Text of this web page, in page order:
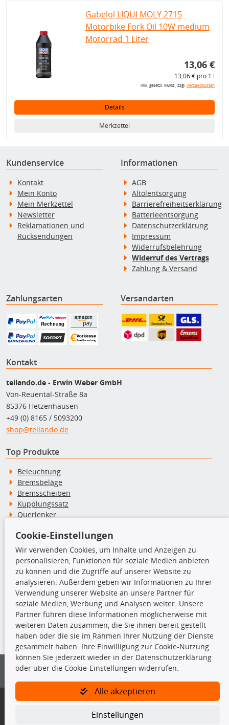
Gabelöl LIQUI MOLY 2715
Motorbike Fork Oil 10W medium
Motorrad 1 Liter
13,06 €
13,06 € pro 1 l
inkl. gesetzl. MwSt., zzgl.Versandkosten
Details
Merkzettel
Kundenservice
Kontakt
Mein Konto
Mein Merkzettel
Newsletter
Reklamationen und
Rücksendungen
Informationen
AGB
Altölentsorgung
Barrierefreiheitserklärung
Batterieentsorgung
Datenschutzerklärung
Impressum
Widerrufsbelehrung
Widerruf des Vertrags
Zahlung & Versand
Zahlungsarten Versandarten
Kontakt
teilando.de - Erwin Weber GmbH
Von-Reuental-Straße 8a
85376 Hetzenhausen
+49 (0) 8165 / 5093200
shop@teilando.de
Top Produkte
Beleuchtung
Bremsbeläge
Bremsscheiben
Kupplungssatz
Querlenker
Stoßdämpfer
TecDoc Inside
Die hier angezeigten Daten insbesondere die gesamte Datenbank dürfen
nicht kopiert werden.
Es ist zu unterlassen, die Daten oder die gesamte Datenbank ohne
vorherige Zustimmung von TecDoc zu vervielfältigen, zu verbreiten
und/oder diese Handlungen durch Dritte ausführen zu lassen. Ein
Bitte prüfen Sie, ob das über unseren Onlineshop identifizierte Ersatzteil
Gegebenenfalls sind ergänzende Informationen notwendig, um
Cookie-Einstellungen
Wir verwenden Cookies, um Inhalte und Anzeigen zu
personalisieren, Funktionen für soziale Medien anbieten
zu können und die Zugriffe auf unserer Website zu
analysieren. Außerdem geben wir Informationen zu Ihrer
Verwendung unserer Website an unsere Partner für
soziale Medien, Werbung und Analysen weiter. Unsere
Partner führen diese Informationen möglicherweise mit
weiteren Daten zusammen, die Sie ihnen bereit gestellt
haben oder die sie im Rahmen Ihrer Nutzung der Dienste
gesammelt haben. Ihre Einwilligung zur Cookie-Nutzung
können Sie jederzeit wieder in der Datenschutzerklärung
oder über die Cookie-Einstellungen widerrufen.
Alle akzeptieren
Einstellungen